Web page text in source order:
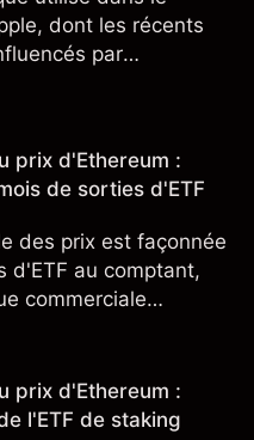
dont les récents
par
les progrès du
prix d'Ethereum :
de sorties d'ETF
des prix est façonnée
d'ETF au comptant,
commerciale
fiable des résultats
prix d'Ethereum :
l'ETF de staking